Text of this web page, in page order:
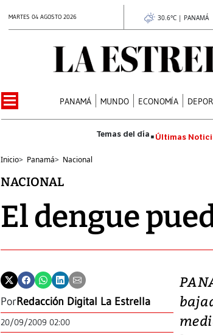
MARTES 04 AGOSTO 2026 30.6°C | PANAMÁ
PANAMÁ MUNDO ECONOMÍA
Últimas
Inicio> Panamá> Nacional
NACIONAL
El dengue
PorRedacción Digital La Estrella
20/09/2009 02:00